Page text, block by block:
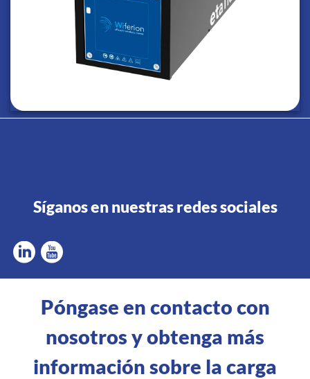
Síganos en nuestras redes sociales
Póngase en contacto con
nosotros y obtenga más
información sobre la carga